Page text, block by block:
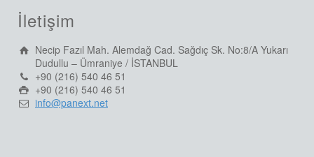
İletişim
Necip Fazıl Mah. Alemdağ Cad. Sağdıç Sk. No:8/A Yukarı
Dudullu – Ümraniye / İSTANBUL
+90 (216) 540 46 51
+90 (216) 540 46 51
info@panext.net